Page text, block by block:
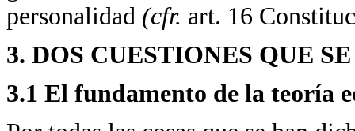
personalidad (cfr. art. 16
3. DOS CUESTIONES QUE
3.1 El fundamento de la teoría